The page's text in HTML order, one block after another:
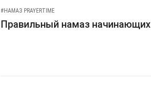
#НАМАЗ PRAYERTIME
Правильный намаз начинающих